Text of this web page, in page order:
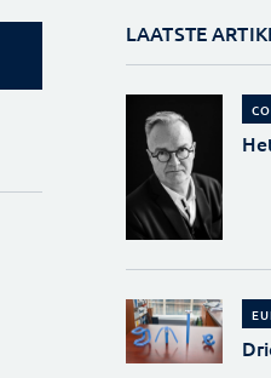
LAATSTE